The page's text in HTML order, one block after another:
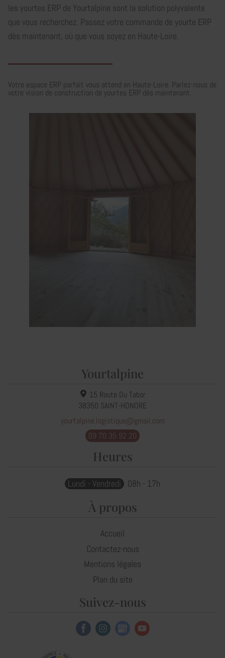
les yourtes ERP de Yourtalpine sont la solution polyvalente
que vous recherchez. Passez votre commande de yourte ERP
dès maintenant, où que vous soyez en Haute-Loire.
Votre espace ERP parfait vous attend en Haute-Loire. Parlez-nous de
votre vision de construction de yourtes ERP dès maintenant.
Yourtalpine
15 Route Du Tabor
38350 SAINT-HONORE
yourtalpine.logistique@gmail.com
09 70 35 92 20
Heures
Lundi - Vendredi 08h - 17h
À propos
Accueil
Contactez-nous
Mentions légales
Plan du site
Suivez-nous